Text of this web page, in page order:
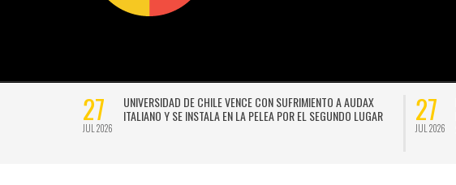
27
JUL 2026
UNIVERSIDAD DE CHILE VENCE CON SUFRIMIENTO A AUDAX
ITALIANO Y SE INSTALA EN LA PELEA POR EL SEGUNDO LUGAR
27
JUL 2026